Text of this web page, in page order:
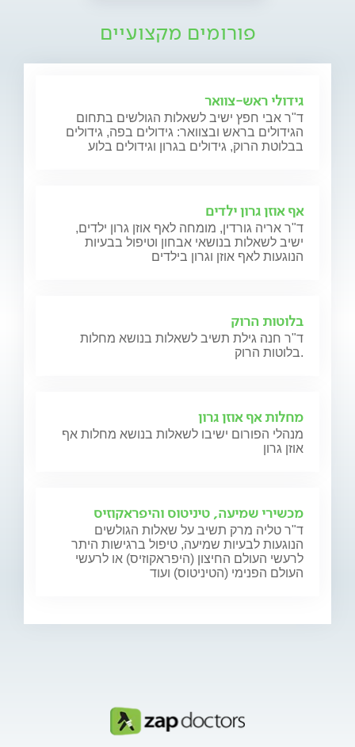
פורומים מקצועיים
גידולי ראש-צוואר
ד"ר אבי חפץ ישיב לשאלות הגולשים בתחום
הגידולים בראש ובצוואר: גידולים בפה, גידולים
בבלוטת הרוק, גידולים בגרון וגידולים בלוע
אף אוזן גרון ילדים
ד"ר אריה גורדין, מומחה לאף אוזן גרון ילדים,
ישיב לשאלות בנושאי אבחון וטיפול בבעיות
הנוגעות לאף אוזן וגרון בילדים
בלוטות הרוק
ד"ר חנה גילת תשיב לשאלות בנושא מחלות
בלוטות הרוק.
מחלות אף אוזן גרון
מנהלי הפורום ישיבו לשאלות בנושא מחלות אף
אוזן גרון
מכשירי שמיעה, טיניטוס והיפראקוזיס
ד"ר טליה מרק תשיב על שאלות הגולשים
הנוגעות לבעיות שמיעה, טיפול ברגישות היתר
לרעשי העולם החיצון (היפראקוזיס) או לרעשי
העולם הפנימי (הטיניטוס) ועוד